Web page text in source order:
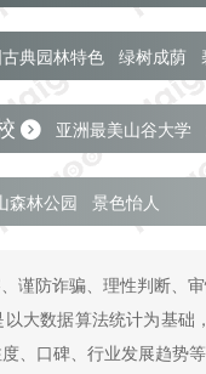
省部共建
典园林特色 绿树成荫
亚洲最美山谷大学
森林公园 景色怡人
谨防诈骗、理性判断、审
大数据算法统计为基
、口碑、行业发展趋势